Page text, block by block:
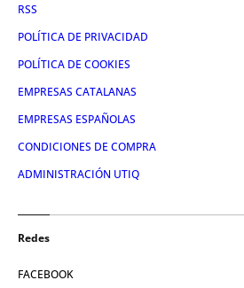
RSS
POLÍTICA DE PRIVACIDAD
POLÍTICA DE COOKIES
EMPRESAS CATALANAS
EMPRESAS ESPAÑOLAS
CONDICIONES DE COMPRA
ADMINISTRACIÓN UTIQ
Redes
FACEBOOK